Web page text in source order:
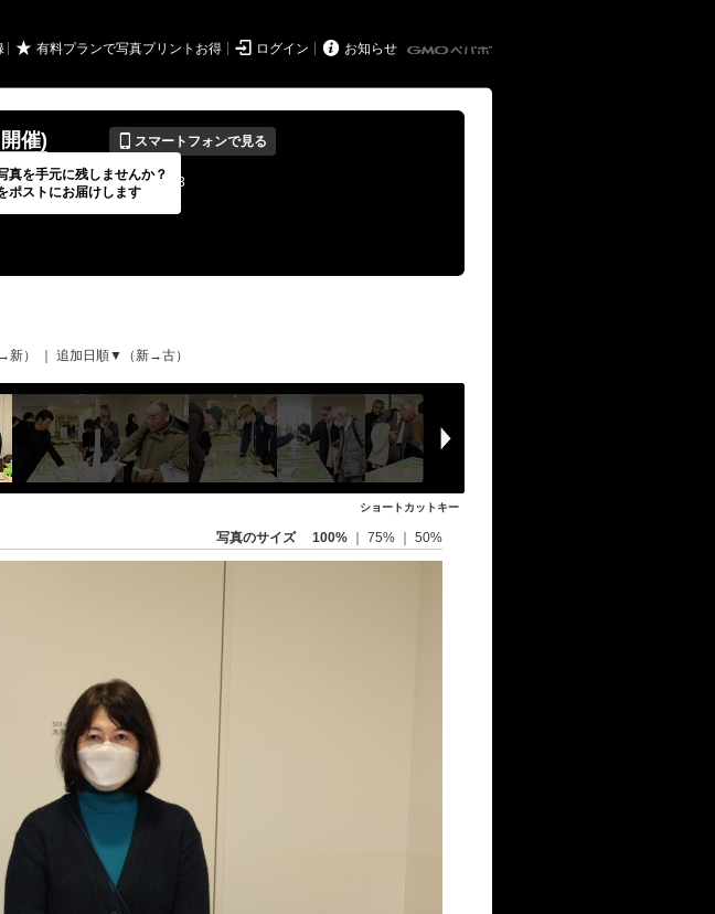
★ 有料プランで写真プリントお得  ログイン  お知らせ
催) 📱 スマートフォンで見る
イベントの期間
2024 / 02 / 03
） 追加日順▼（新→古）
ショートカットキー
写真のサイズ 100% 75% 50%
真を手元に残しませんか？
ポストにお届けします